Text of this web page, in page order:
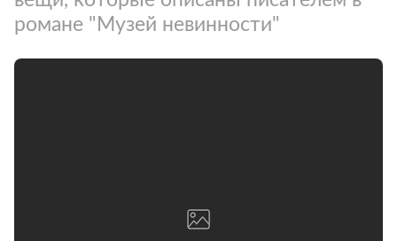
романе "Музей невинности"